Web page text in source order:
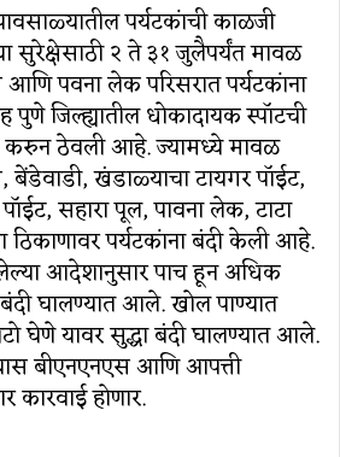
पर्यटकांची काळजी
सुरेक्षेसाठी २ ते ३१ जुलैपर्यंत मावळ
पवना लेक परिसरात पर्यटकांना
जिल्ह्यातील धोकादायक स्पॉटची
करुन ठेवली आहे. ज्यामध्ये मावळ
खंडाळ्याचा टायगर पॉईट,
सहारा पूल, पावना लेक, टाटा
पर्यटकांना बंदी केली आहे.
आदेशानुसार पाच हून अधिक
घालण्यात आले. खोल पाण्यात
घेणे यावर सुद्धा बंदी घालण्यात आले.
बीएनएनएस आणि आपत्ती
कारवाई होणार.